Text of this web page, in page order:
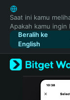
English
日本語
Tiếng Việt
Русский
Español
Türkçe
Italiano
Saat ini kamu
Apakah kamu ingin
Beralih ke
English